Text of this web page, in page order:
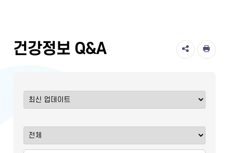
건강정보 Q&A